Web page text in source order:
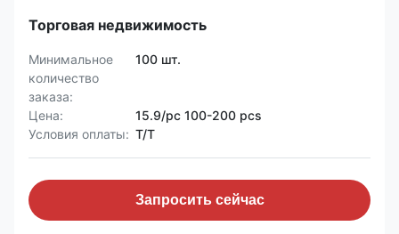
Торговая недвижимость
Минимальное
количество
заказа:
100 шт.
Цена:
15.9/pc 100-200 pcs
Условия оплаты: Т/Т
Запросить сейчас